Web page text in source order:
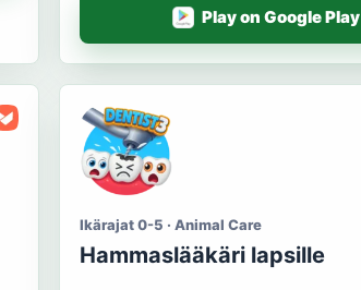
Play on Google Play
Ikärajat 0-5 · Animal Care
Hammaslääkäri lapsille